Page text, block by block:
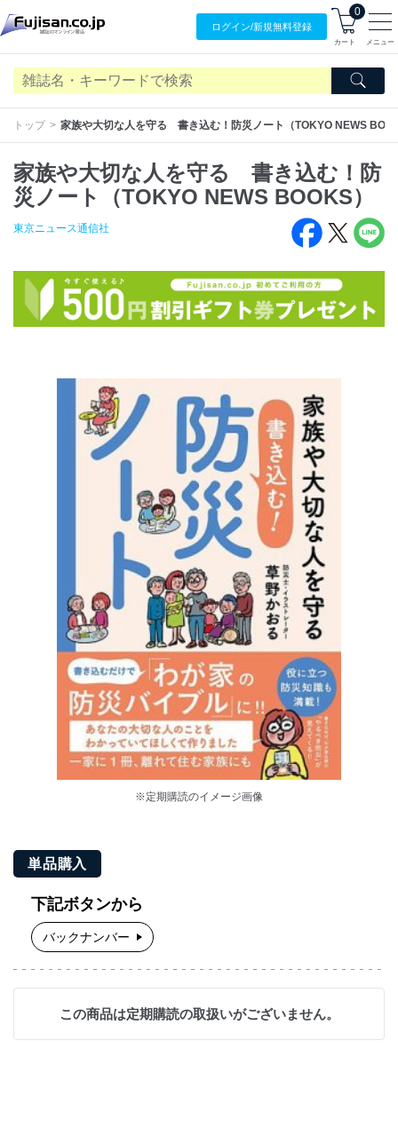
ログイン/新規無料登録
0
カート メニュー
トップ 家族や大切な人を守る 書き込む！防災ノート（TOKYO NEWS
家族や大切な人を守る 書き込む！防
災ノート（TOKYO NEWS BOOKS）
東京ニュース通信社
※定期購読のイメージ画像
単品購入
下記ボタンから
バックナンバー
この商品は定期購読の取扱いがございません。